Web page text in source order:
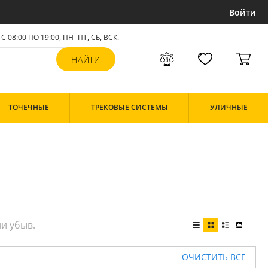
Войти
С 08:00 ПО 19:00, ПН- ПТ, СБ, ВСК.
ТОЧЕЧНЫЕ ТРЕКОВЫЕ СИСТЕМЫ УЛИЧНЫЕ
ОЧИСТИТЬ ВСЕ